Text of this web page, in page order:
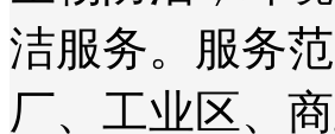
洁服务。服务
厂、工业区、